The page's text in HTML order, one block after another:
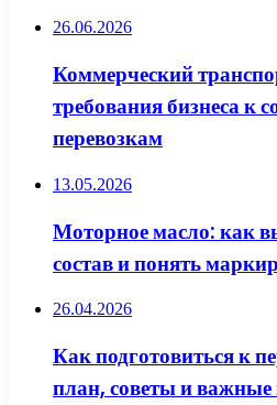
26.06.2026
Коммерческий
требования бизнеса к
перевозкам
13.05.2026
Моторное масло: как
состав и понять
26.04.2026
Как подготовиться к
план, советы и